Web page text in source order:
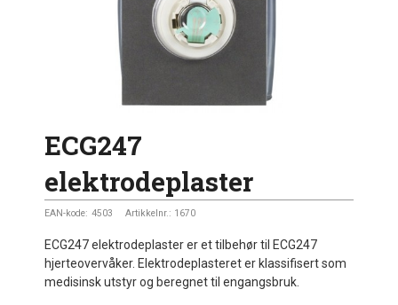
ECG247
elektrodeplaster
EAN-kode: 4503 Artikkelnr.: 1670
ECG247 elektrodeplaster er et tilbehør til ECG247
hjerteovervåker. Elektrodeplasteret er klassifisert som
medisinsk utstyr og beregnet til engangsbruk.